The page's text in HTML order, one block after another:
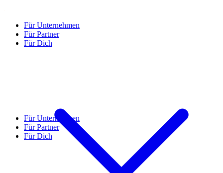
Für Unternehmen
Für Partner
Für Dich
Für Unternehmen
Für Partner
Für Dich